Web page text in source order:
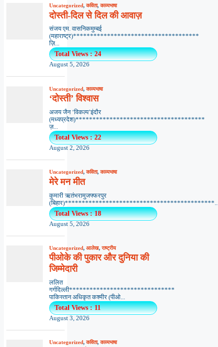
Uncategorized,कविता,काव्यभाषा
दोस्ती-दिल से दिल की आवाज़
संजय एम. वासनिकमुम्बई
(महाराष्ट्र)*************************************
ज़ि...
Total Views : 24
August 5, 2026
Uncategorized,काव्यभाषा
‘दोस्ती’ विश्वास
अजय जैन ‘विकल्प’इंदौर
(मध्यप्रदेश)**************************************
ज़...
Total Views : 22
August 2, 2026
Uncategorized,कविता,काव्यभाषा
मेरे मन मीत
कुमारी ऋतंभरामुजफ्फरपुर
Total Views : 18
August 5, 2026
Uncategorized, आलेख,राष्ट्रीय
पीओके की पुकार और दुनिया की
जिम्मेदारी
ललित
गर्गदिल्ली*******************************
पाकिस्तान अधिकृत कश्मीर (पीओ...
Total Views : 11
August 3, 2026
Uncategorized,कविता,काव्यभाषा